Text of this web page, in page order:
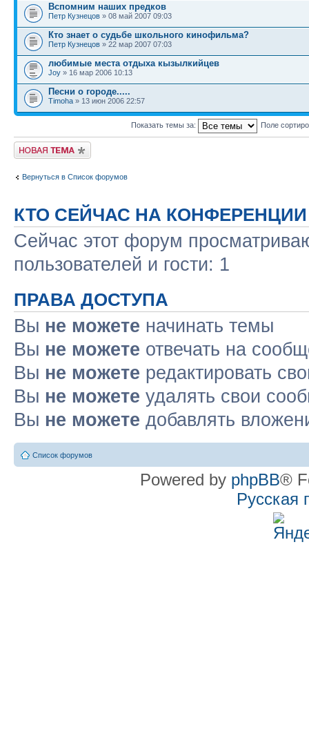
Вспомним наших предков
Петр Кузнецов » 08 май 2007 09:03
Кто знает о судьбе школьного кинофильма?
Петр Кузнецов » 22 мар 2007 07:03
любимые места отдыха кызылкийцев
Joy » 16 мар 2006 10:13
Песни о городе.....
Timoha » 13 июн 2006 22:57
Показать темы за: Поле
Новая тема
Вернуться в Список форумов
КТО СЕЙЧАС НА КОНФЕРЕНЦИИ
Сейчас этот форум
пользователей и гости: 1
ПРАВА ДОСТУПА
Вы не можете начинать темы
Вы не можете отвечать на
Вы не можете редактировать
Вы не можете удалять свои
Вы не можете добавлять
Список форумов
Powered by phpBB®
Русская